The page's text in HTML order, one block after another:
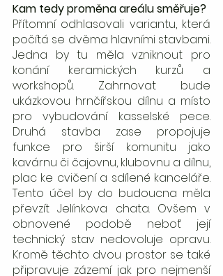
Kam tedy proměna areálu směřuje?
Přítomní odhlasovali variantu, která
počítá se dvěma hlavními stavbami.
Jedna by tu měla vzniknout pro
konání keramických kurzů a
workshopů. Zahrnovat bude
ukázkovou hrnčířskou dílnu a místo
pro vybudování kasselské pece.
Druhá stavba zase propojuje
funkce pro širší komunitu jako
kavárnu či čajovnu, klubovnu a dílnu,
plac ke cvičení a sdílené kanceláře.
Tento účel by do budoucna měla
převzít Jelínkova chata. Ovšem v
obnovené podobě neboť její
technický stav nedovoluje opravu.
Kromě těchto dvou prostor se také
připravuje zázemí jak pro nejmenší